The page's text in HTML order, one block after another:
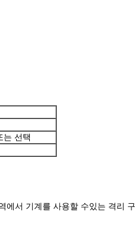
는 선택
서 기계를 사용할 수있는 격리